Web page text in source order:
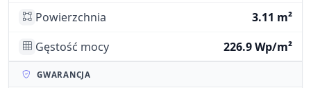
Powierzchnia
3.11 m²
Gęstość mocy
226.9 Wp/m²
GWARANCJA